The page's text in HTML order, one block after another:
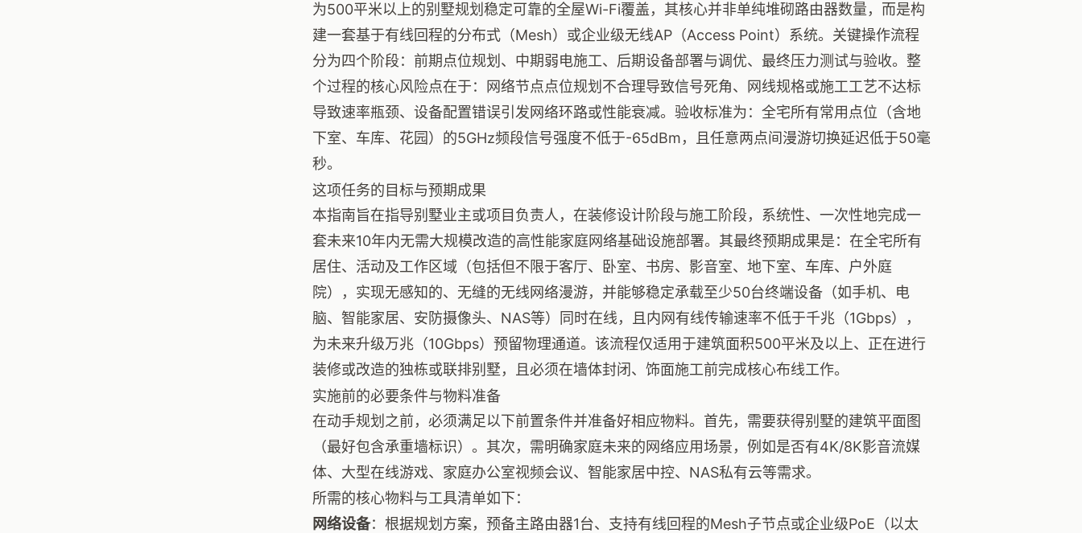
为500平米以上的别墅规划稳定可靠的全屋Wi-Fi覆盖，其核心并非单纯堆砌路由器数量，而是构
建一套基于有线回程的分布式（Mesh）或企业级无线AP（Access Point）系统。关键操作流程
分为四个阶段：前期点位规划、中期弱电施工、后期设备部署与调优、最终压力测试与验收。整
个过程的核心风险点在于：网络节点点位规划不合理导致信号死角、网线规格或施工工艺不达标
导致速率瓶颈、设备配置错误引发网络环路或性能衰减。验收标准为：全宅所有常用点位（含地
下室、车库、花园）的5GHz频段信号强度不低于-65dBm，且任意两点间漫游切换延迟低于50毫
秒。
这项任务的目标与预期成果
本指南旨在指导别墅业主或项目负责人，在装修设计阶段与施工阶段，系统性、一次性地完成一
套未来10年内无需大规模改造的高性能家庭网络基础设施部署。其最终预期成果是：在全宅所有
居住、活动及工作区域（包括但不限于客厅、卧室、书房、影音室、地下室、车库、户外庭
院），实现无感知的、无缝的无线网络漫游，并能够稳定承载至少50台终端设备（如手机、电
脑、智能家居、安防摄像头、NAS等）同时在线，且内网有线传输速率不低于千兆（1Gbps），
为未来升级万兆（10Gbps）预留物理通道。该流程仅适用于建筑面积500平米及以上、正在进行
装修或改造的独栋或联排别墅，且必须在墙体封闭、饰面施工前完成核心布线工作。
实施前的必要条件与物料准备
在动手规划之前，必须满足以下前置条件并准备好相应物料。首先，需要获得别墅的建筑平面图
（最好包含承重墙标识）。其次，需明确家庭未来的网络应用场景，例如是否有4K/8K影音流媒
体、大型在线游戏、家庭办公室视频会议、智能家居中控、NAS私有云等需求。
所需的核心物料与工具清单如下：
网络设备：根据规划方案，预备主路由器1台、支持有线回程的Mesh子节点或企业级PoE（以太